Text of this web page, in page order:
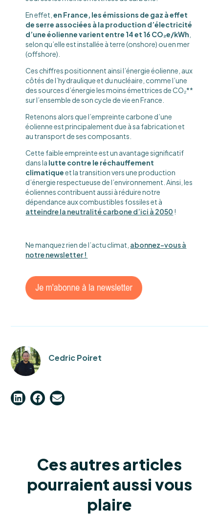
En effet,en France, les émissions de gaz à effet
de serre associées à la production d’électricité
d’une éolienne varient entre 14 et 16 CO₂e/kWh
selon qu’elle est installée à terre (onshore) ou en mer
(offshore).
Ces chiffres positionnent ainsi l’énergie éolienne, aux
côtés de l’hydraulique et du nucléaire, comme l’une
des sources d’énergie les moins émettrices de CO₂**
sur l’ensemble de son cycle de vie en France.
Retenons alors que l’empreinte carbone d’une
éolienne est principalement due à sa fabrication et
au transport de ses composants.
Cette faible empreinte est un avantage significatif
dans la lutte contre le réchauffement
climatiqueet la transition vers une production
d’énergie respectueuse de l’environnement. Ainsi, les
éoliennes contribuent aussi à réduire notre
dépendance aux combustibles fossiles et à
atteindre la neutralité carbone d’ici à 2050 !
Ne manquez rien de l’actu climat, abonnez-vous à
notre newsletter !
Cedric Poiret
Ces autres articles
pourraient aussi vous
plaire